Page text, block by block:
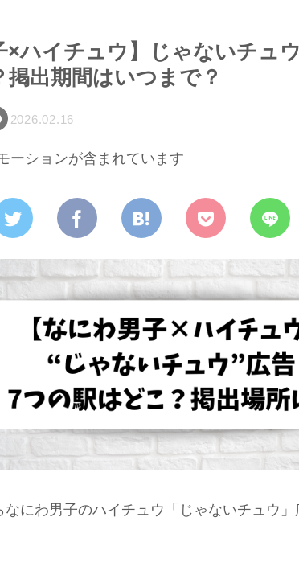
×ハイチュウ】じゃないチュ
出期間はいつまで？
2026.02.16
ーションが含まれています
なにわ男子のハイチュウ「じゃないチュウ」